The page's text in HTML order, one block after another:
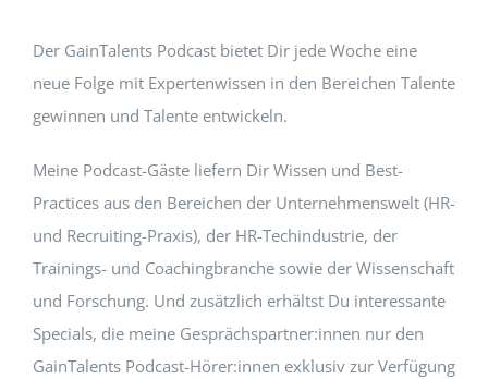
Der GainTalents Podcast bietet Dir jede Woche eine
neue Folge mit Expertenwissen in den Bereichen Talente
gewinnen und Talente entwickeln.
Meine Podcast-Gäste liefern Dir Wissen und Best-
Practices aus den Bereichen der Unternehmenswelt (HR-
und Recruiting-Praxis), der HR-Techindustrie, der
Trainings- und Coachingbranche sowie der Wissenschaft
und Forschung. Und zusätzlich erhältst Du interessante
Specials, die meine Gesprächspartner:innen nur den
GainTalents Podcast-Hörer:innen exklusiv zur Verfügung